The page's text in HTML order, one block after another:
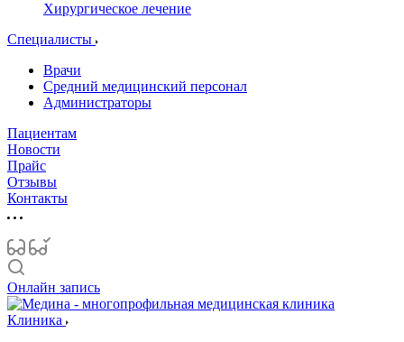
Хирургическое лечение
Специалисты
Врачи
Средний медицинский персонал
Администраторы
Пациентам
Новости
Прайс
Отзывы
Контакты
Онлайн запись
Клиника